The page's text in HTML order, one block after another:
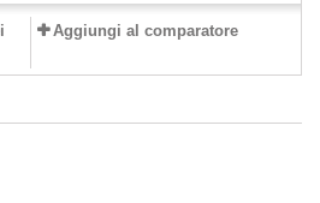
Aggiungi al comparatore